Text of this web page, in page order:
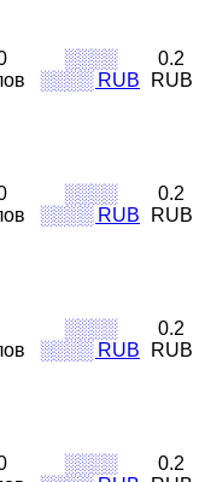
░░░░
░░░░ RUB
0.2
RUB
░░░░
░░░░ RUB
0.2
RUB
░░░░
░░░░ RUB
0.2
RUB
░░░░
0.2